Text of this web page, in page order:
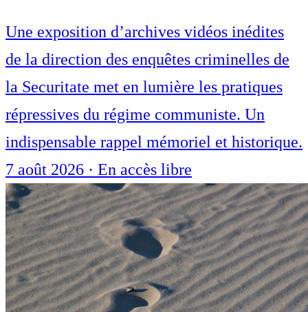
Une exposition d’archives vidéos inédites
de la direction des enquêtes criminelles de
la Securitate met en lumière les pratiques
répressives du régime communiste. Un
indispensable rappel mémoriel et historique.
7 août 2026 · En accès libre